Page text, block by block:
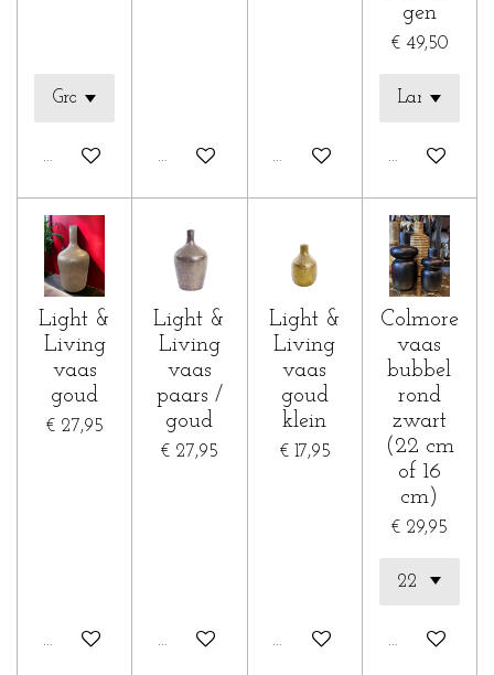
In winkelwagenIn winkelwagenIn winkelwagen
gen
€ 49,50
In
Light &
Living
vaas
goud
€ 27,95
In winkelwagen
Light &
Living
vaas
paars /
goud
€ 27,95
In winkelwagen
Light &
Living
vaas
goud
klein
€ 17,95
In winkelwagen
Colmore
vaas
bubbel
rond
zwart
(22 cm
of 16
cm)
€ 29,95
In